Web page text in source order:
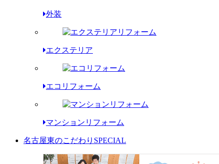
外装
エクステリア
エコリフォーム
マンションリフォーム
名古屋東のこだわり SPECIAL